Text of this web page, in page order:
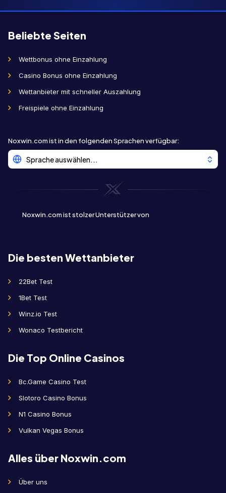
Beliebte Seiten
Wettbonus ohne Einzahlung
Casino Bonus ohne Einzahlung
Wettanbieter mit schneller Auszahlung
Freispiele ohne Einzahlung
Die besten Wettanbieter
22Bet Test
1Bet Test
Winz.io Test
Wonaco Testbericht
Noxwin.com ist in den folgenden Sprachen verfügbar:
Sprache auswählen...
Noxwin.com ist stolzer Unterstützer von
Die Top Online Casinos
Bc.Game Casino Test
Slotoro Casino Bonus
N1 Casino Bonus
Vulkan Vegas Bonus
Alles über Noxwin.com
Über uns